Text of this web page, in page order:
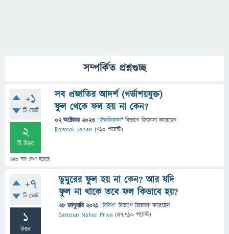
সম্পর্কিত প্রশ্নগুচ্ছ
+1
টি ভোট
2
টি উত্তর
443 বার দেখা হয়েছে
সব প্রজাতির আদর্শ (গর্ভাশয়যুক্ত)
ফুল থেকে ফল হয় না কেন?
02 অক্টোবর 2023 "জীববিজ্ঞান" বিভাগে জিজ্ঞাসাকরেছেন
Rownok Jahan (710 পয়েন্ট)
+7
টি ভোট
1
উত্তর
ডুমুরের ফুল হয় না কেন? আর যদি
ফুল না থাকে তবে ফল কিভাবে হয়?
28 জানুয়ারি 2021 "বিবিধ" বিভাগে জিজ্ঞাসাকরেছেন
Samsun Nahar Priya (47,710 পয়েন্ট)